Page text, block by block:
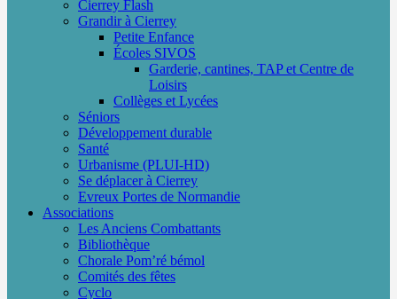
Cierrey Flash
Grandir à Cierrey
Petite Enfance
Écoles SIVOS
Garderie, cantines, TAP et Centre de
Loisirs
Collèges et Lycées
Séniors
Développement durable
Santé
Urbanisme (PLUI-HD)
Se déplacer à Cierrey
Evreux Portes de Normandie
Associations
Les Anciens Combattants
Bibliothèque
Chorale Pom’ré bémol
Comités des fêtes
Cyclo